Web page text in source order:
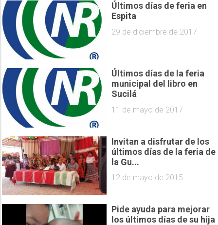
Últimos días de feria en
Espita
29 de diciembre de 2017
Últimos días de la feria
municipal del libro en
Sucilá
11 de mayo de 2017
Invitan a disfrutar de los
últimos días de la feria de
la Gu...
12 de mayo de 2015
Pide ayuda para mejorar
los últimos días de su hija